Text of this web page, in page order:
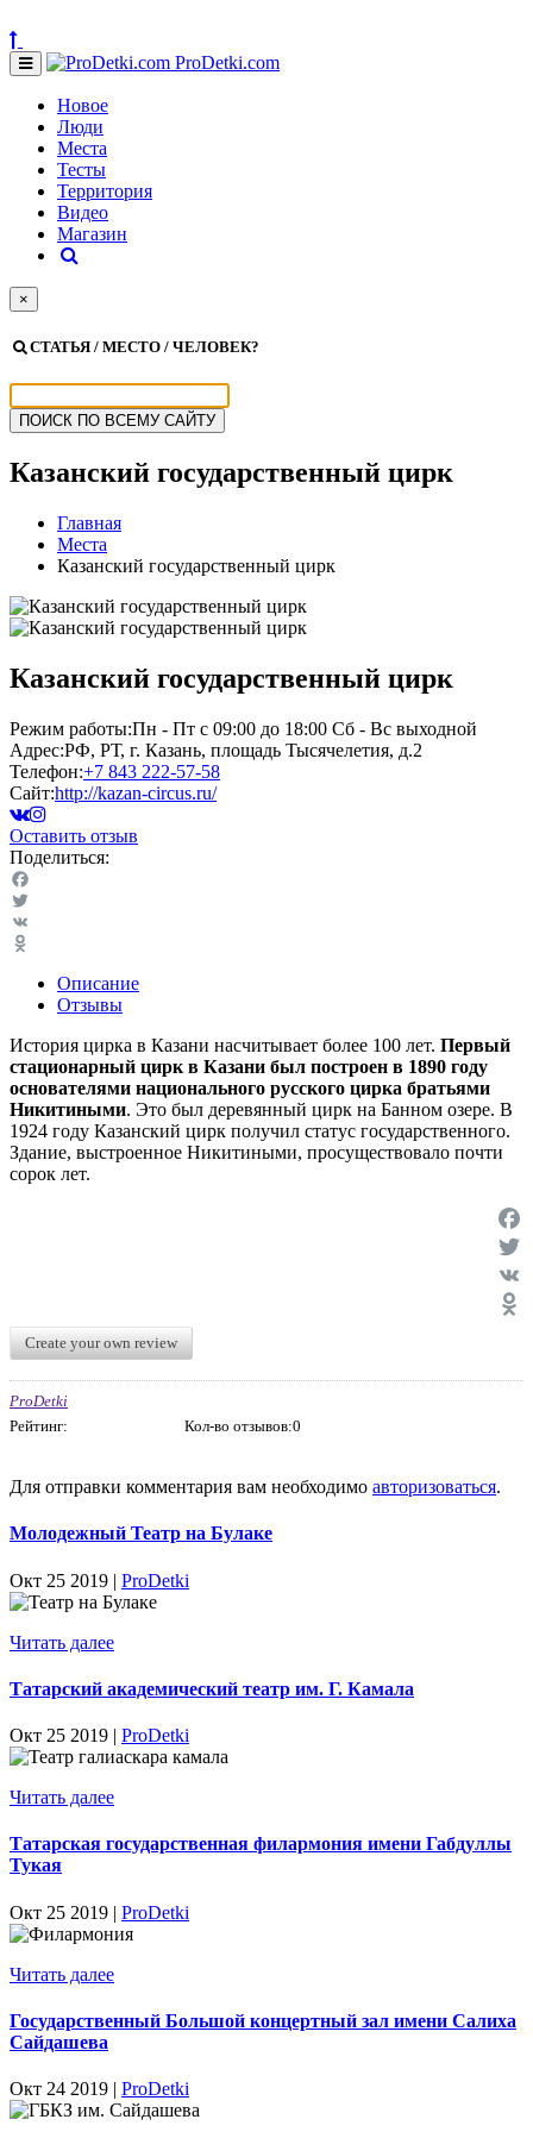
ProDetki.com
Новое
Люди
Места
Тесты
Территория
Видео
Магазин
×
СТАТЬЯ / МЕСТО / ЧЕЛОВЕК?
Казанский государственный цирк
Главная
Места
Казанский государственный цирк
Казанский государственный цирк
Режим работы:Пн - Пт c 09:00 до 18:00 Сб - Вс выходной
Адрес:РФ, РТ, г. Казань, площадь Тысячелетия, д.2
Телефон:+7 843 222-57-58
Сайт:http://kazan-circus.ru/
Оставить отзыв
Поделиться:
Facebook
Twitter
VK
Описание
Отзывы
История цирка в Казани насчитывает более 100 лет. Первый
стационарный цирк в Казани был построен в 1890 году
основателями национального русского цирка братьями
Никитиными. Это был деревянный цирк на Банном озере. В
1924 году Казанский цирк получил статус государственного.
Здание, выстроенное Никитиными, просуществовало почти
сорок лет.
VK
Create your own review
ProDetki
Рейтинг:
Кол-во отзывов:0
Для отправки комментария вам необходимо авторизоваться.
Молодежный Театр на Булаке
Окт 25 2019 | ProDetki
Читать далее
Татарский академический театр им. Г. Камала
Окт 25 2019 | ProDetki
Читать далее
Татарская государственная филармония имени Габдуллы
Тукая
Окт 25 2019 | ProDetki
Читать далее
Государственный Большой концертный зал имени Салиха
Сайдашева
Окт 24 2019 | ProDetki